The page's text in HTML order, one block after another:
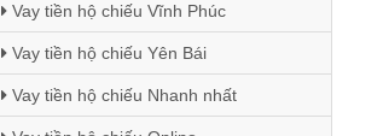
Vay tiền hộ chiếu Vĩnh Phúc
Vay tiền hộ chiếu Yên Bái
Vay tiền hộ chiếu Nhanh nhất